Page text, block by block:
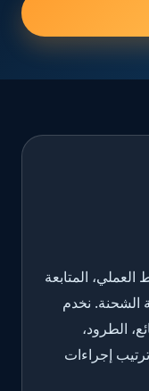
المتابعة
الشحنة. نخدم
الطرود،
إجراءات